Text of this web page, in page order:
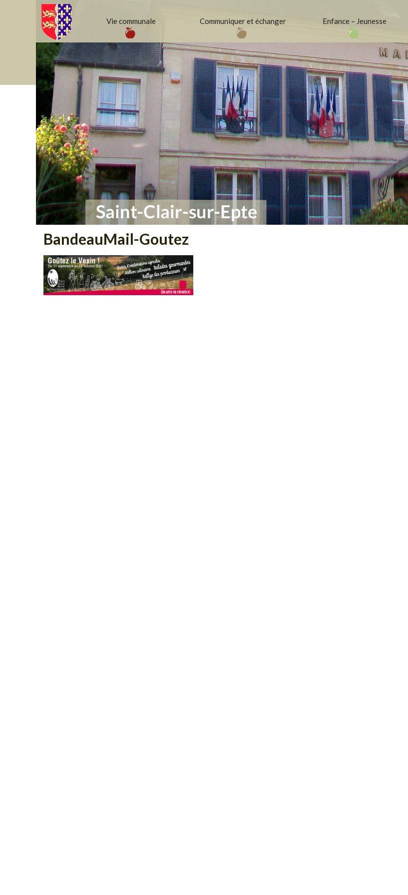
Vie communale Communiquer et échanger Enfance – Jeunesse
BandeauMail-Goutez